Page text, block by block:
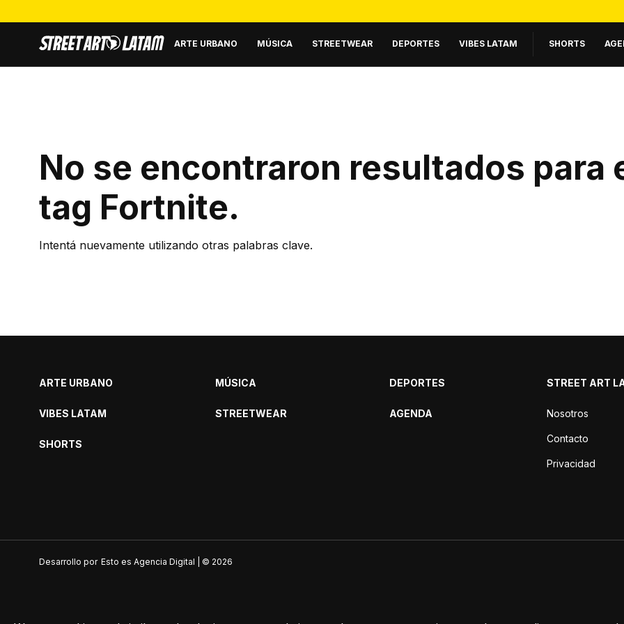
ARTE URBANO MÚSICA STREETWEAR DEPORTES VIBES LATAM SHORTS
No se encontraron resultados para
tag Fortnite.
Intentá nuevamente utilizando otras palabras clave.
ARTE URBANO
VIBES LATAM
SHORTS
MÚSICA
STREETWEAR
DEPORTES
AGENDA
STREET ART
Nosotros
Contacto
Privacidad
Desarrollo por Esto es Agencia Digital | © 2026